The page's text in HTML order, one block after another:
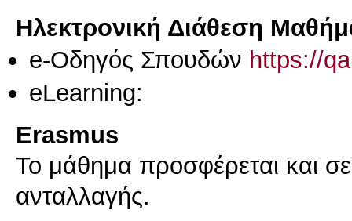
Ηλεκτρονική Διάθεση
e-Οδηγός Σπουδών https://
eLearning:
Erasmus
Το μάθημα προσφέρεται και
ανταλλαγής.